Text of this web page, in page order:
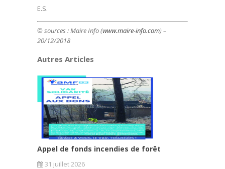
E.S.
© sources : Maire Info (www.maire-info.com) –
20/12/2018
Autres Articles
Appel de fonds incendies de forêt
31 juillet 2026